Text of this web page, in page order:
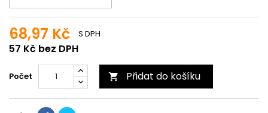
68,97 Kč
57 Kč bez DPH
S DPH
Počet  Přidat do košíku